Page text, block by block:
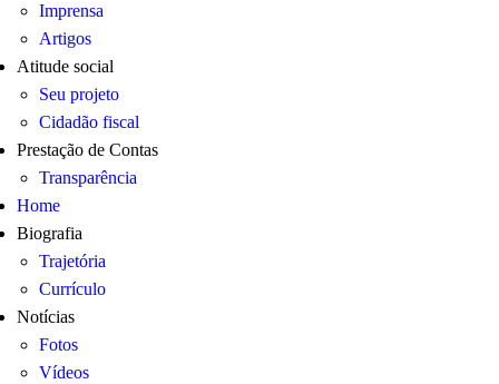
Imprensa
Artigos
Atitude social
Seu projeto
Cidadão fiscal
Prestação de Contas
Transparência
Home
Biografia
Trajetória
Currículo
Notícias
Fotos
Vídeos